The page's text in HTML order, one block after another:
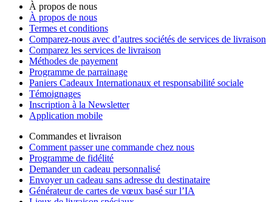
À propos de nous
À propos de nous
Termes et conditions
Comparez-nous avec d’autres sociétés de services de livraison
Comparez les services de livraison
Méthodes de payement
Programme de parrainage
Paniers Cadeaux Internationaux et responsabilité sociale
Témoignages
Inscription à la Newsletter
Application mobile
Commandes et livraison
Comment passer une commande chez nous
Programme de fidélité
Demander un cadeau personnalisé
Envoyer un cadeau sans adresse du destinataire
Générateur de cartes de vœux basé sur l’IA